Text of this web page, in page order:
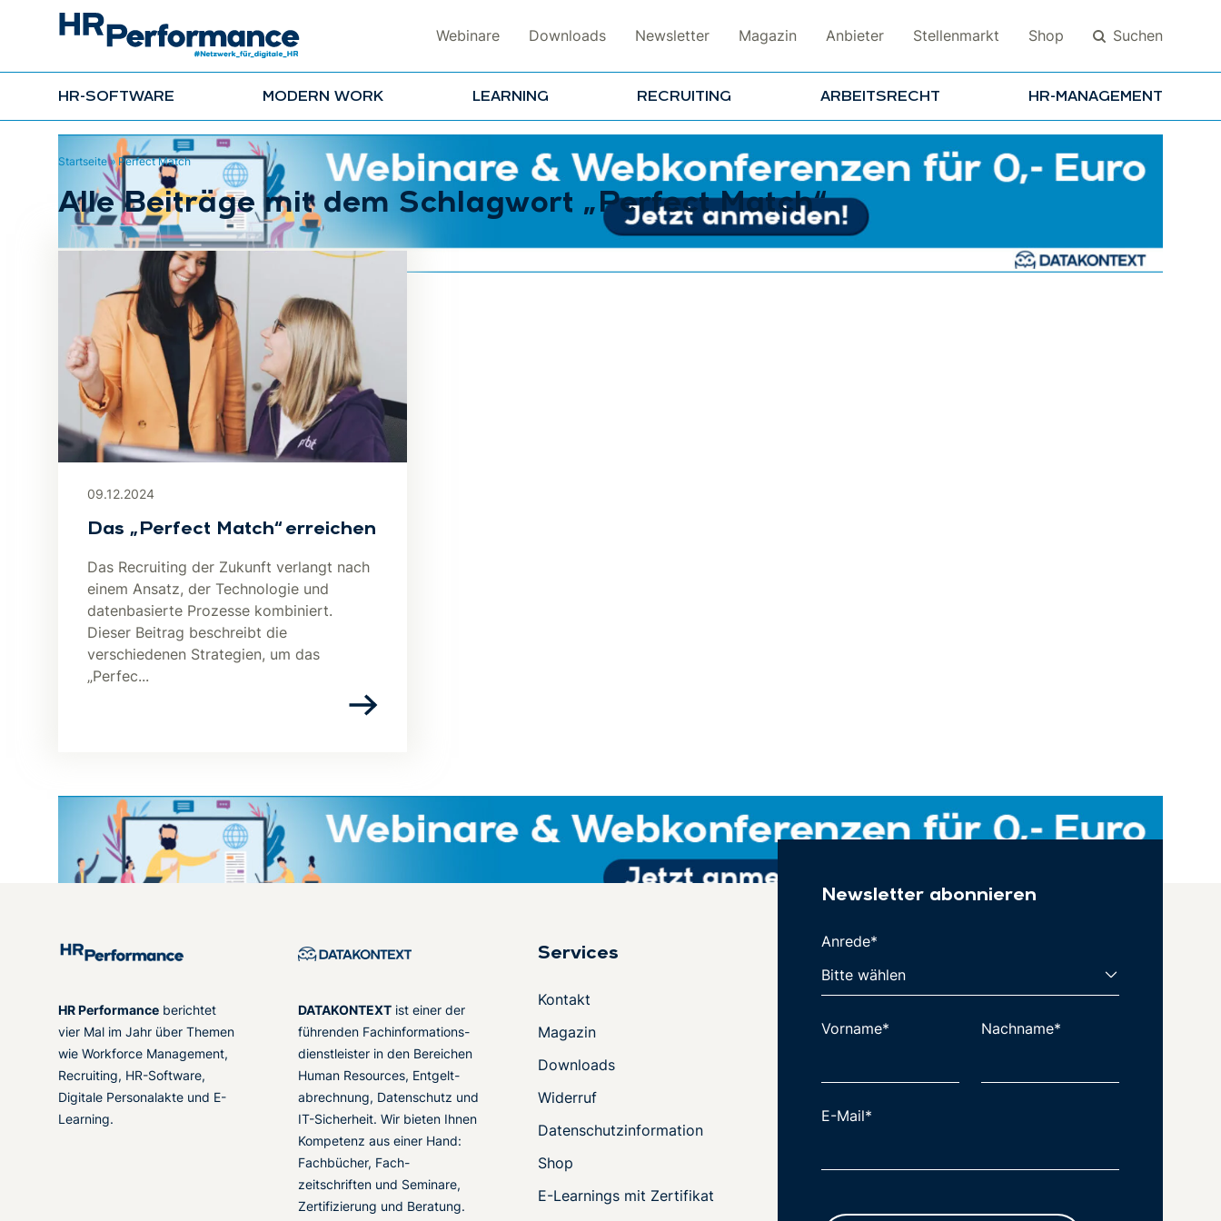
Webinare Downloads Newsletter Magazin Anbieter Stellenmarkt Shop Suchen
HR-SOFTWARE MODERN WORK LEARNING RECRUITING ARBEITSRECHT HR-MANAGEMENT
Suchen
Startseite»Perfect Match
Alle Beiträge mit dem Schlagwort „Perfect Match“
09.12.2024
Das „Perfect Match“ erreichen
Das Recruiting der Zukunft verlangt nach
einem Ansatz, der Technologie und
datenbasierte Prozesse kombiniert.
Dieser Beitrag beschreibt die
verschiedenen Strategien, um das
„Perfec...
HR Performance berichtet
vier Mal im Jahr über Themen
wie Workforce Management,
Recruiting, HR-Software,
Digitale Personalakte und E-
Learning.
DATAKONTEXT ist einer der
führenden Fachinformations-
dienstleister in den Bereichen
Human Resources, Entgelt-
abrechnung, Datenschutz und
IT-Sicherheit. Wir bieten Ihnen
Kompetenz aus einer Hand:
Fachbücher, Fach-
zeitschriften und Seminare,
Zertifizierung und Beratung.
Services
Kontakt
Magazin
Downloads
Widerruf
Datenschutzinformation
Shop
E-Learnings mit Zertifikat
Newsletter abonnieren
Anrede*
Vorname* Nachname*
E-Mail*